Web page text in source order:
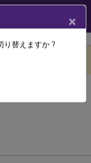
い
×
り替えますか ?